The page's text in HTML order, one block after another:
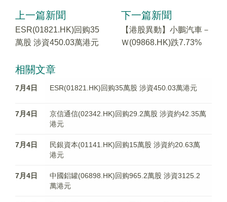
上一篇新聞
ESR(01821.HK)回购35
萬股 涉資450.03萬港元
下一篇新聞
【港股異動】小鵬汽車－
Ｗ(09868.HK)跌7.73%
相關文章
7月4日 ESR(01821.HK)回购35萬股 涉資450.03萬港元
7月4日
京信通信(02342.HK)回购29.2萬股 涉資約42.35萬
港元
7月4日
民銀資本(01141.HK)回购15萬股 涉資約20.63萬
港元
7月4日
中國鋁罐(06898.HK)回购965.2萬股 涉資3125.2
萬港元